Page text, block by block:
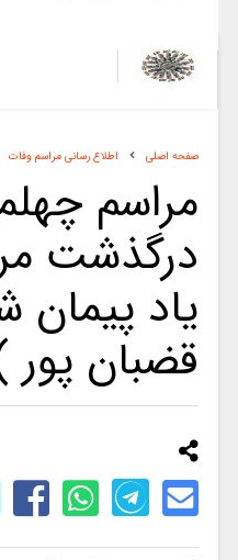
صفحه اصلی اطلاع رسانی مراسم وفات
مراسم
درگذشت
یاد پیمان
قضبان پور